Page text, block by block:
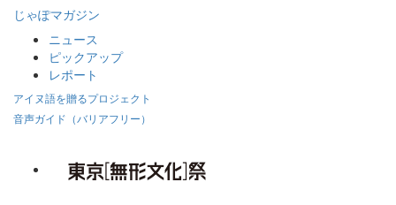
じゃぽマガジン
ニュース
ピックアップ
レポート
アイヌ語を贈るプロジェクト
音声ガイド（バリアフリー）